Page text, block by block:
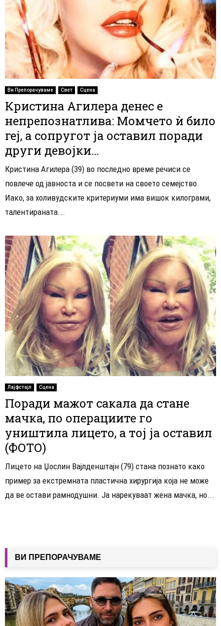
Ви Препорачуваме Свет Сцена
Кристина Агилера денес е
непрепознатлива: Момчето ѝ било
геј, а сопругот ја оставил поради
други девојки…
Кристина Агилера (39) во последно време речиси се
повлече од јавноста и се посвети на своето семејство.
Иако, за холивудските критериуми има вишок килограми,
талентираната...
Лајфстајл Сцена
Поради мажот сакала да стане
мачка, по операциите го
уништила лицето, а тој ја оставил
(ФОТО)
Лицето на Џослин Вајлденштајн (79) стана познато како
пример за екстремната пластична хирургија која не може
да ве остави рамнодушни. Ја нарекуваат жена мачка, но...
ВИ ПРЕПОРАЧУВАМЕ